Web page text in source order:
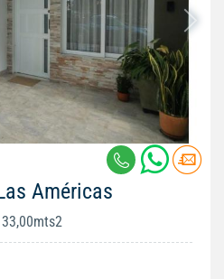
Américas